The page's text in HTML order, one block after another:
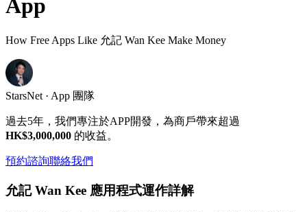
App
How Free Apps Like 允記 Wan Kee Make Money
StarsNet · App 團隊
過去5年，我們專注於APP開發，為商戶帶來超過
HK$3,000,000 的收益。
預約諮詢聯絡我們
允記 Wan Kee 應用程式運作詳解